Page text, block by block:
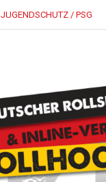
JUGENDSCHUTZ / PSG